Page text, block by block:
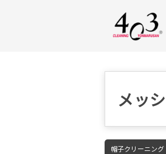
メッ
帽子クリーニング